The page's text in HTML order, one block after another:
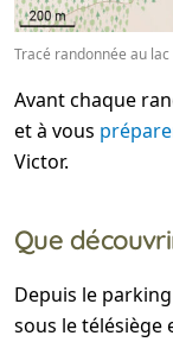
Tracé randonnée au
Avant chaque
et à vous
Victor.
Que
Depuis le
sous le télésiège